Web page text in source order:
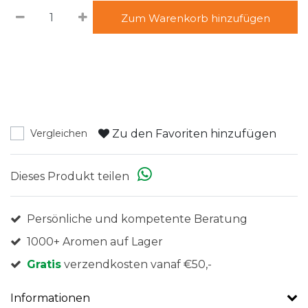
Zum Warenkorb hinzufügen
Vergleichen Zu den Favoriten hinzufügen
Dieses Produkt teilen
Persönliche und kompetente Beratung
1000+ Aromen auf Lager
Gratis verzendkosten vanaf €50,-
Informationen